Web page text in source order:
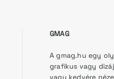
GMAG
A gmag.hu egy
grafikus vagy
vagy kedvére